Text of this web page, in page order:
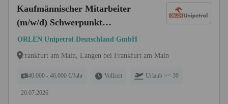
Kaufmännischer Mitarbeiter
(m/w/d) Schwerpunkt
Buchhaltungsvorbereitung und
Auftragsabwicklung
ORLEN Unipetrol Deutschland GmbH
Frankfurt am Main, Langen bei Frankfurt am Main
40.000 - 46.000 €/Jahr Vollzeit Urlaub >= 30
20.07.2026